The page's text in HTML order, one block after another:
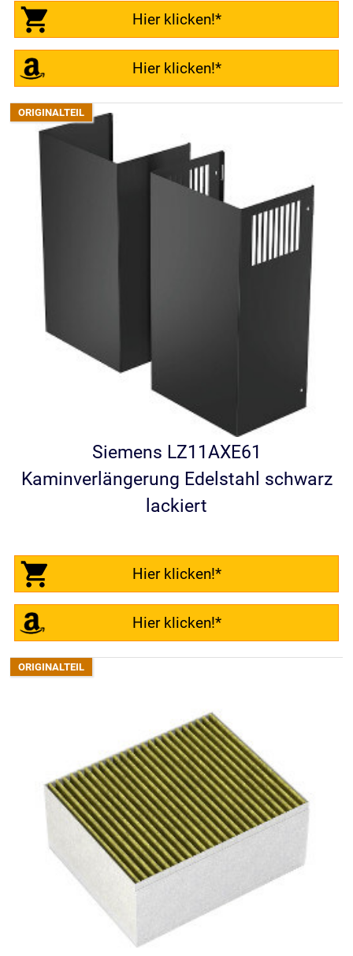
Hier klicken!*
Hier klicken!*
Siemens LZ11AXE61
Kaminverlängerung Edelstahl schwarz
lackiert
Hier klicken!*
Hier klicken!*